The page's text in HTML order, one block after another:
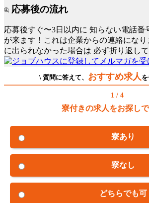
応募後の流れ
応募後すぐ〜3日以内に 知らない電話番
が来ます！これは企業からの連絡にな
に出られなかった場合は 必ず折り返し
\ 質問に答えて、 おすすめ求人
1 / 4
寮付きの求人をお探し
寮あり
寮なし
どちらでも可